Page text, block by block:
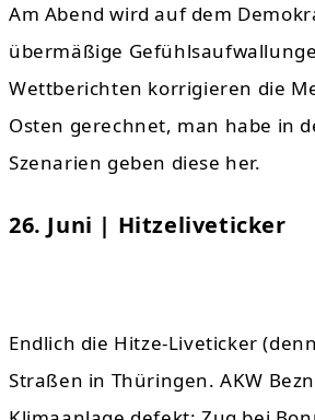
Am Abend wird auf dem
übermäßige
Wettberichten korrigieren die
Osten gerechnet, man habe in
Szenarien geben diese her.
26. Juni | Hitzeliveticker
Endlich die Hitze-Liveticker
Straßen in Thüringen. AKW